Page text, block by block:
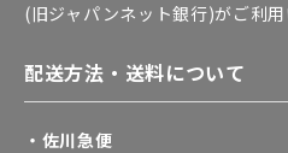
(旧ジャパンネット銀行)がご利用
配送方法・送料について
・佐川急便